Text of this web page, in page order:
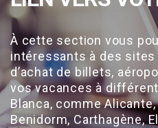
À cette section vous
intéressants à des sites
d’achat de billets,
vos vacances à
Blanca, comme Alicante,
Benidorm, Carthagène,